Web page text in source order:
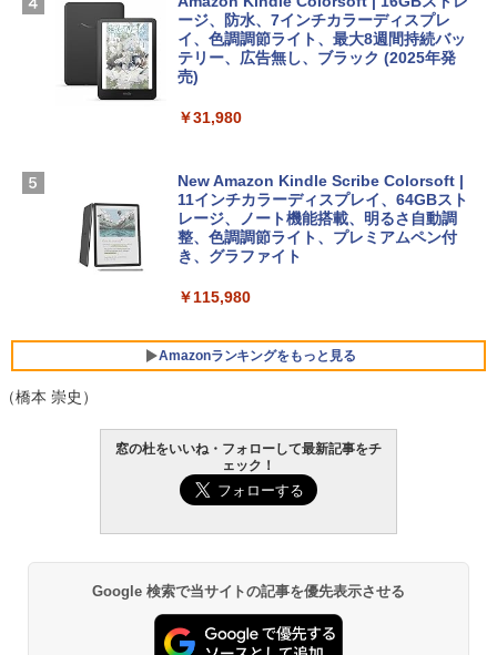
【Amazon.co.jp限定】 HP ノートパソコ
ン 15-fd 15.6インチ 16GBメモリ 512GB
FMV ノートパソコン WE1-K3 (MS 365 P
ersonal/Copilotキー搭載/Win 11/15.6型/
Core i5/16GB/SSD 512GB/ホワイト) FM
VWK3E15W_AZ
￥139,880
￥3,200
ト): Java & Bedrock Edition | オンライ
￥3,600
FM TOWNS ハイパー・カタログ: 本体ハ
ェクトリストと最新エミュレータ紹介
ージ、防水、7インチカラーディスプレ
イ、色調調節ライト、最大8週間持続バッ
テリー、広告無し、ブラック (2025年発
売)
￥31,980
New Amazon Kindle Scribe Colorsoft |
11インチカラーディスプレイ、64GBスト
レージ、ノート機能搭載、明るさ自動調
整、色調調節ライト、プレミアムペン付
き、グラファイト
￥115,980
Amazonランキングをもっと見る
（橋本 崇史）
窓の杜をいいね・フォローして最新記事をチ
ェック！
Google 検索で当サイトの記事を優先表示させる